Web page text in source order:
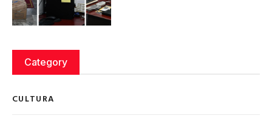
Category
CULTURA